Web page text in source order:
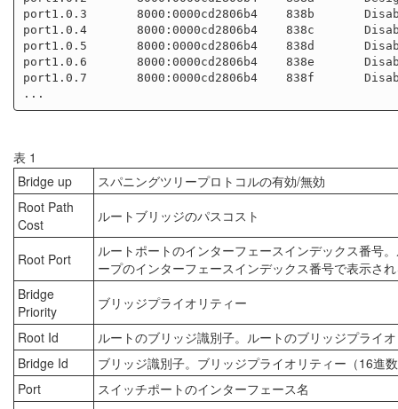
port1.0.3       8000:0000cd2806b4    838b
port1.0.4       8000:0000cd2806b4    838c
port1.0.5       8000:0000cd2806b4    838d
port1.0.6       8000:0000cd2806b4    838e
port1.0.7       8000:0000cd2806b4    838f
表 1
Bridge up
スパニングツリープロトコルの有効/無効
Root Path
Cost
ルートブリッジのパスコスト
Root Port
ルートポートのインターフェースインデックス番号
ープのインターフェースインデックス番号で表示さ
Bridge
Priority
ブリッジプライオリティー
Root Id
ルートのブリッジ識別子。ルートのブリッジプライ
Bridge Id
ブリッジ識別子。ブリッジプライオリティー（16進
Port
スイッチポートのインターフェース名